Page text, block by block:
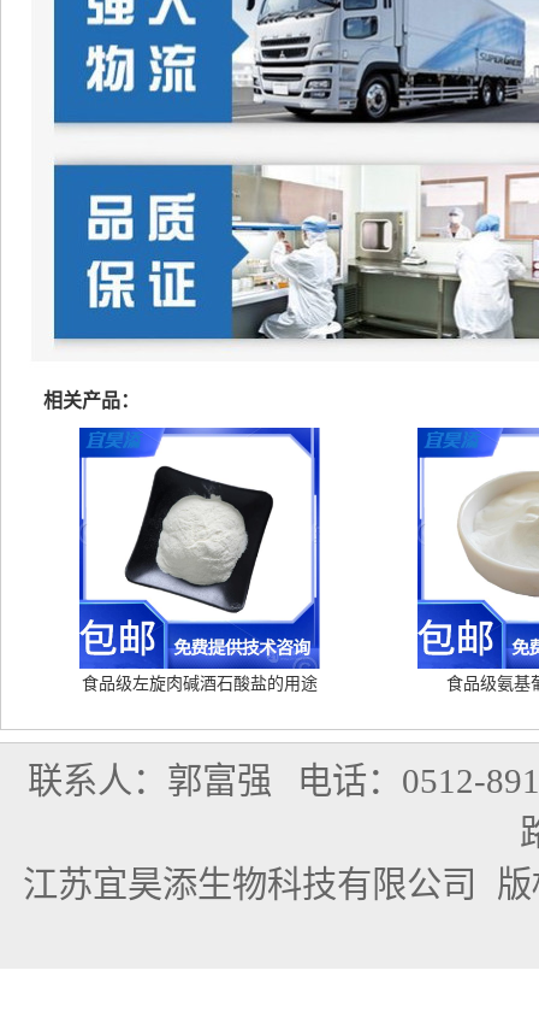
相关产品：
食品级左旋肉碱酒石酸盐的用途 食品级氨基
联系人：郭富强 电话：0512-
江苏宜昊添生物科技有限公司